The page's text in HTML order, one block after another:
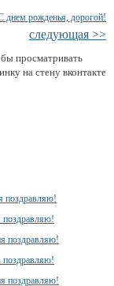
следующая >>
просматривать
на стену вконтакте